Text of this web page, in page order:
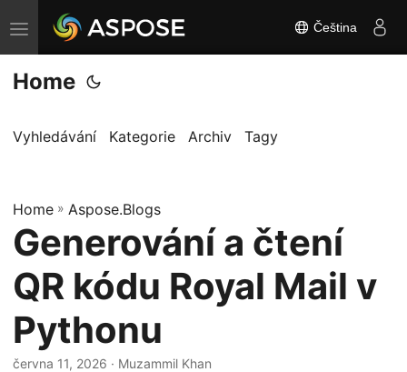
P
ř
e
n
t
n
a
v
g
a
Čeština
Home
Vyhledávání Kategorie Archiv Tagy
Home » Aspose.Blogs
Generování a čtení
QR kódu Royal Mail v
Pythonu
června 11, 2026 · Muzammil Khan